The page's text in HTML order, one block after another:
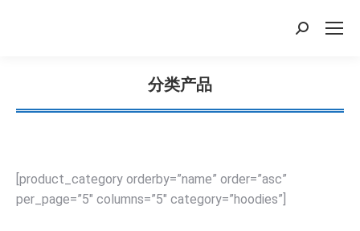
搜
分类产品
您在这里：
[product_category orderby=”name” order=”asc”
per_page=”5″ columns=”5″ category=”hoodies”]